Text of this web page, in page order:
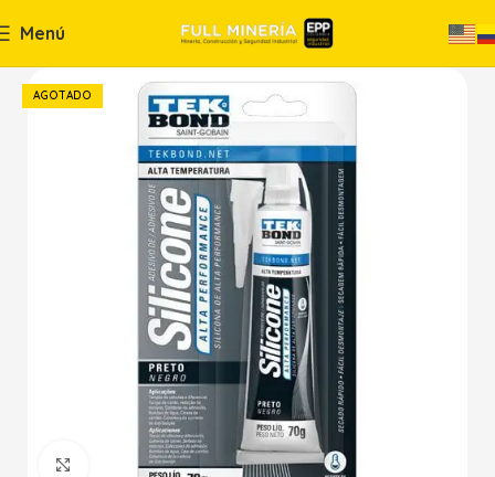
Menú
AGOTADO
Haga Click para agrandar